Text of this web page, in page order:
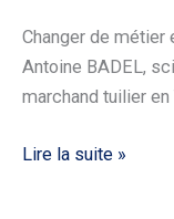
Changer de métier
Antoine BADEL,
marchand tuilier en
Lire la suite »